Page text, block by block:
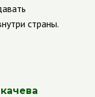
страны.